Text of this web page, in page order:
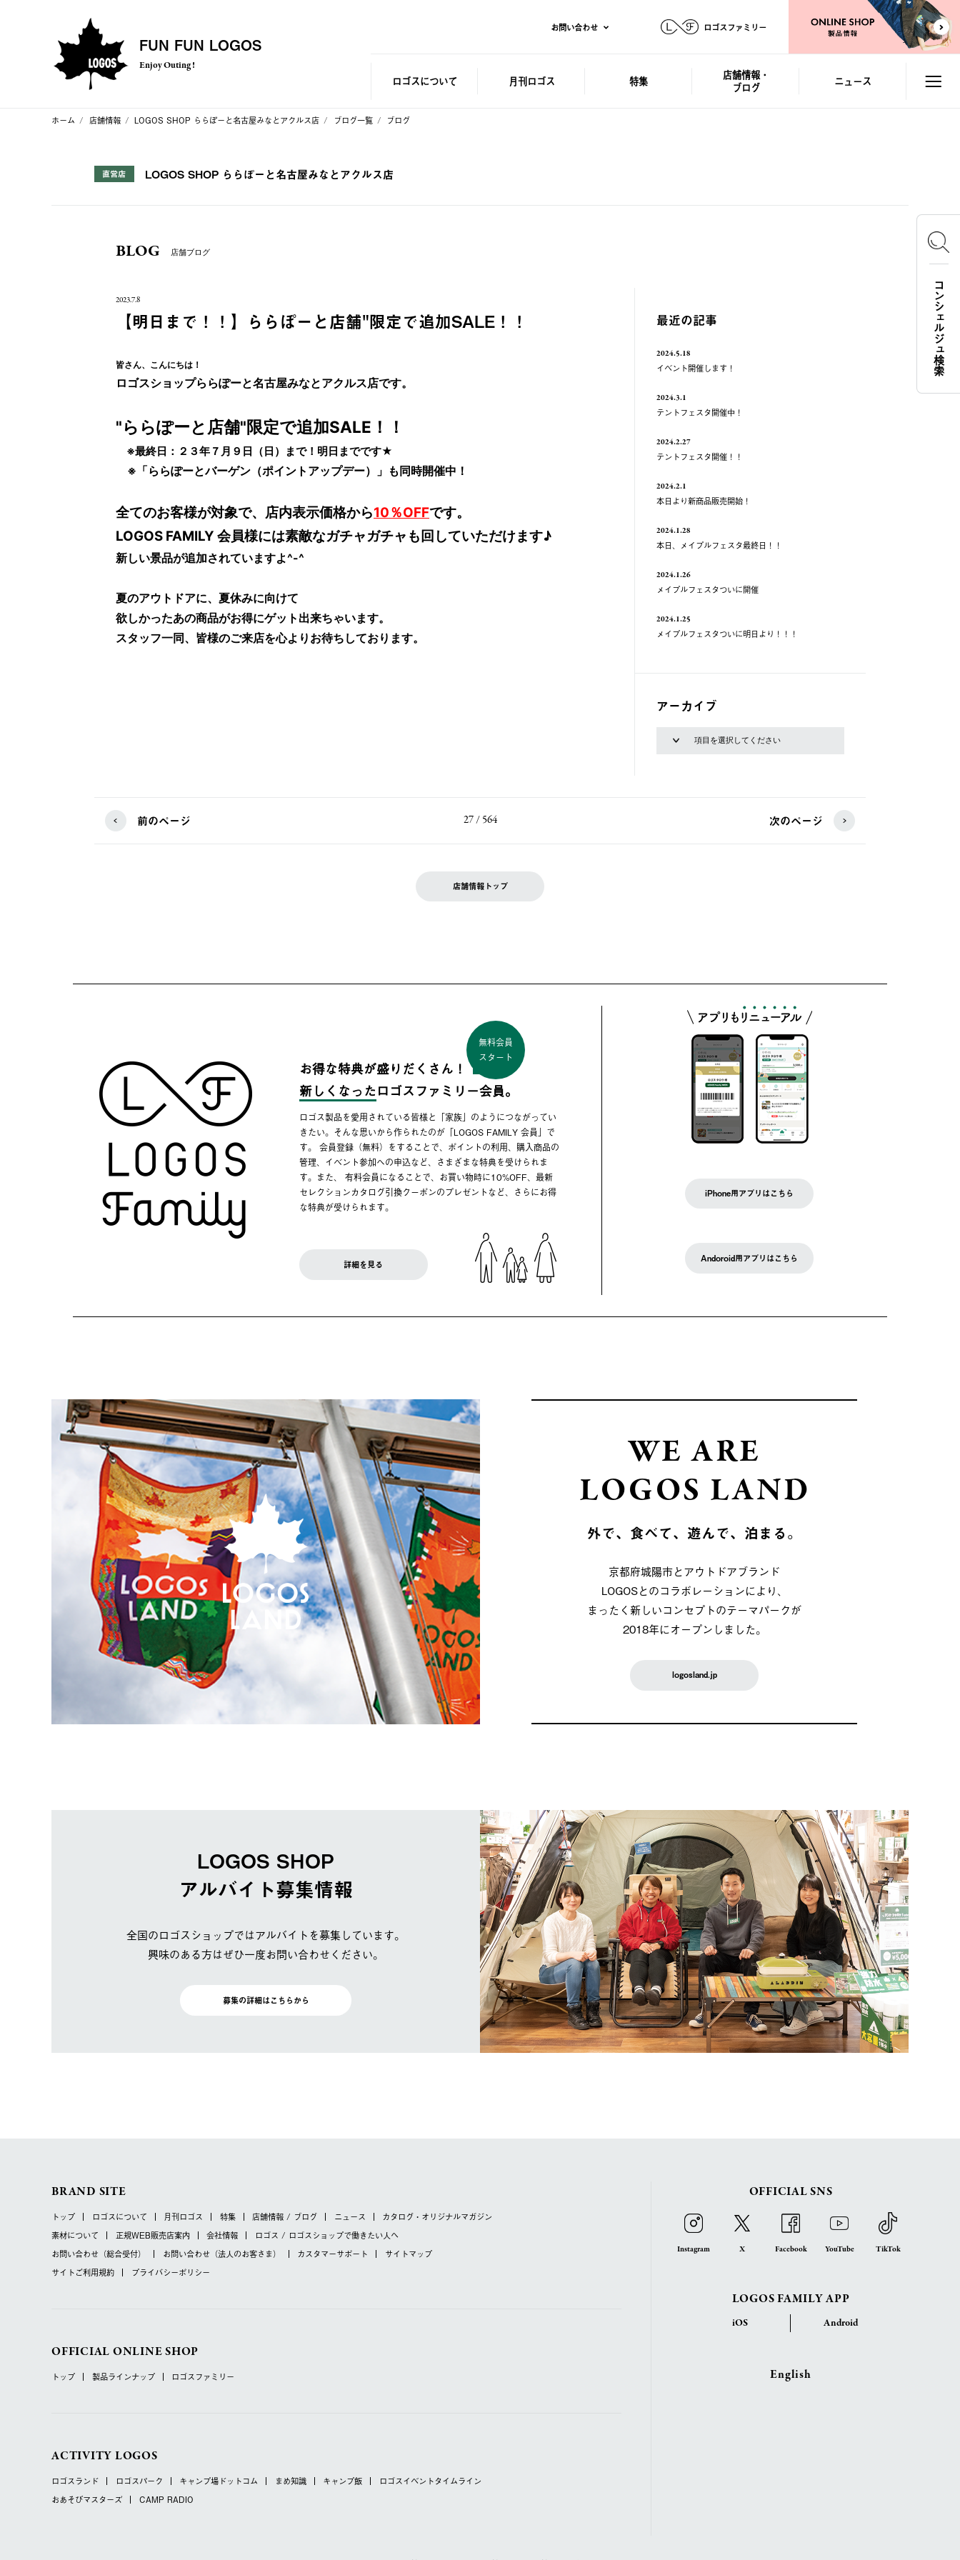
FUN FUN LOGOS
Enjoy Outing !
お問い合わせ ロゴスファミリー
ロゴスについて 月刊ロゴス 特集
店舗情報・
ブログ
ニュース
ホーム 店舗情報 LOGOS SHOP ららぽーと名古屋みなとアクルス店 ブログ一覧 ブログ
直営店 LOGOS SHOP ららぽーと名古屋みなとアクルス店
BLOG 店舗ブログ
2023.7.8
【明日まで！！】ららぽーと店舗"限定で追加SALE！！
皆さん、こんにちは！
ロゴスショップららぽーと名古屋みなとアクルス店です。
"ららぽーと店舗"限定で追加SALE！！
※最終日：２３年７月９日（日）まで！明日までです★
※「ららぽーとバーゲン（ポイントアップデー）」も同時開催中！
全てのお客様が対象で、店内表示価格から10％OFFです。
LOGOS FAMILY 会員様には素敵なガチャガチャも回していただけます♪
新しい景品が追加されていますよ^-^
夏のアウトドアに、夏休みに向けて
欲しかったあの商品がお得にゲット出来ちゃいます。
スタッフ一同、皆様のご来店を心よりお待ちしております。
最近の記事
2024.5.18
イベント開催します！
2024.3.1
テントフェスタ開催中！
2024.2.27
テントフェスタ開催！！
2024.2.1
本日より新商品販売開始！
2024.1.28
本日、メイプルフェスタ最終日！！
2024.1.26
メイプルフェスタついに開催
2024.1.25
メイプルフェスタついに明日より！！！
アーカイブ
前のページ 27 / 564 次のページ
店舗情報トップ
お得な特典が盛りだくさん！
無料会員
スタート
新しくなったロゴスファミリー会員。
ロゴス製品を愛用されている皆様と「家族」のようにつながってい
きたい。そんな思いから作られたのが「LOGOS FAMILY 会員」で
す。 会員登録（無料）をすることで、ポイントの利用、購入商品の
管理、イベント参加への申込など、さまざまな特典を受けられま
す。また、 有料会員になることで、お買い物時に10%OFF、最新
セレクションカタログ引換クーポンのプレゼントなど、さらにお得
な特典が受けられます。
詳細を見る
iPhone用アプリはこちら
Andoroid用アプリはこちら
WE ARE
LOGOS LAND
外で、食べて、遊んで、泊まる。
京都府城陽市とアウトドアブランド
LOGOSとのコラボレーションにより、
まったく新しいコンセプトのテーマパークが
2018年にオープンしました。
logosland.jp
LOGOS SHOP
アルバイト募集情報
全国のロゴスショップではアルバイトを募集しています。
興味のある方はぜひ一度お問い合わせください。
募集の詳細はこちらから
コンシェルジュ検索
BRAND SITE
トップ ロゴスについて 月刊ロゴス 特集 店舗情報 / ブログ ニュース
カタログ・オリジナルマガジン
素材について
正規WEB販売店案内 会社情報 ロゴス / ロゴスショップで働きたい人へ
お問い合わせ （総合受付） お問い合わせ （法人のお客さま） カスタマーサポート
サイトマップ
サイトご利用規約
プライバシーポリシー
OFFICIAL ONLINE SHOP
トップ 製品ラインナップ ロゴスファミリー
ACTIVITY LOGOS
ロゴスランド ロゴスパーク キャンプ場ドットコム まめ知識 キャンプ飯
ロゴスイベントタイムライン
おあそびマスターズ
CAMP RADIO
OFFICIAL SNS
Instagram X Facebook YouTube TikTok
LOGOS FAMILY APP
iOS Android
English